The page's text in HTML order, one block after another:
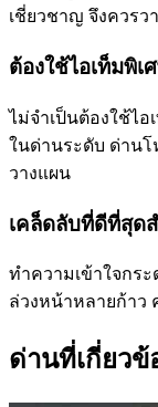
เชี่ยวชาญ จึงควรว
ต้องใช้ไอเท็มพิเ
ไม่จำเป็นต้องใช้ไ
ในด่านระดับ ด่าน
วางแผน
เคล็ดลับที่ดีที่สุด
ทำความเข้าใจกร
ล่วงหน้าหลายก้าว
ด่านที่เกี่ยวข้